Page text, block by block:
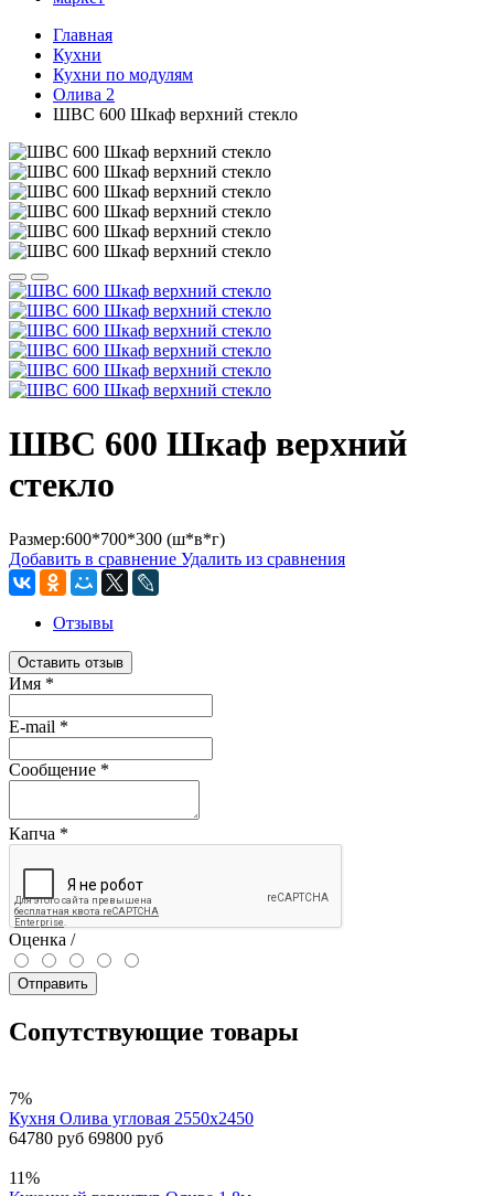
Главная
Кухни
Кухни по модулям
Олива 2
ШВС 600 Шкаф верхний стекло
ШВС 600 Шкаф верхний
стекло
Размер:600*700*300 (ш*в*г)
Добавить в сравнение Удалить из сравнения
Отзывы
Оставить отзыв
Имя *
E-mail *
Сообщение *
Капча *
Оценка /
Отправить
Сопутствующие товары
7%
Кухня Олива угловая 2550х2450
64780 руб 69800 руб
11%